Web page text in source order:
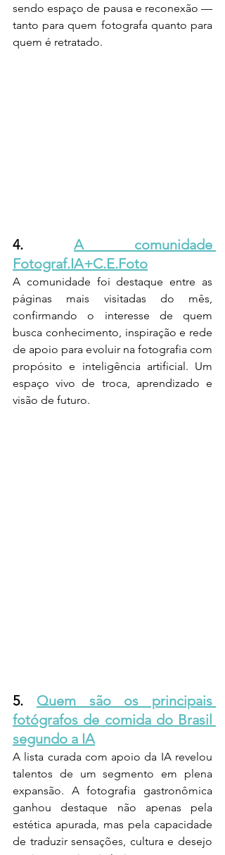
sendo espaço de pausa e reconexão —
tanto para quem fotografa quanto para
quem é retratado.
4. A comunidade
Fotograf.IA+C.E.Foto
A comunidade foi destaque entre as
páginas mais visitadas do mês,
confirmando o interesse de quem
busca conhecimento, inspiração e rede
de apoio para evoluir na fotografia com
propósito e inteligência artificial. Um
espaço vivo de troca, aprendizado e
visão de futuro.
5. Quem são os principais
fotógrafos de comida do Brasil
segundo a IA
A lista curada com apoio da IA revelou
talentos de um segmento em plena
expansão. A fotografia gastronômica
ganhou destaque não apenas pela
estética apurada, mas pela capacidade
de traduzir sensações, cultura e desejo